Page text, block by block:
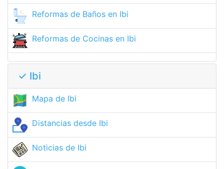
Reformas de Baños en Ibi
Reformas de Cocinas en Ibi
✓ Ibi
Mapa de Ibi
Distancias desde Ibi
Noticias de Ibi